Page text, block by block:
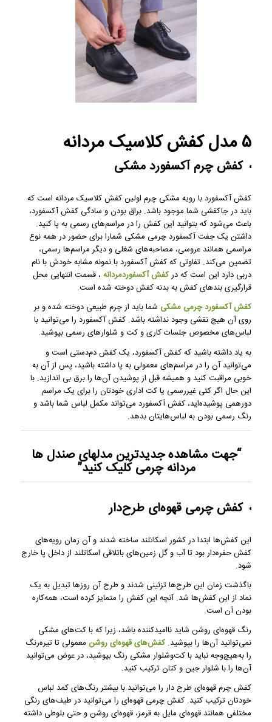
۵ مدل کفش کلاسیک مردانه
کفش چرم آکسفورد مشکی
کفش آکسفورد با رویه مشکی چرم اولین کفش کلاسیک مردانه است که
باید در جاکفشی شما موجود باشد. براق بودن و سادگی کفش آکسفورد،
باعث می‌شود که بتوانید این کفش را در مراسم‌های رسمی به پا کنید.
داشتن یک جفت آکسفورد چرمی مشکی شمارا برای حضور در همه نوع
مراسمی همانند عروسی، مصاحبه‌های شغلی و دیگر مراسم‌ها رسمی،
تضمین می‌کند. تفاوتی که کفش آکسفورد با نمونه مشابه خودش با نام
دربی دارد این است که درکفش آکسفوردمردانه، قسمت انتهایی محل
قرارگیری بندهای کفش به بدنه کفش دوخته شده است.
کفش آکسفورد چرمی مشکی شما باید از چرم طبیعی دوخته شده و بر
روی آن هیچ نقشی وجود نداشته باشد. کفش آکسفورد را می‌توانید با
لباس‌های مخصوص جلسات کاری و کت‌ و شلوارهای رسمی بپوشید.
به یاد داشته باشید که کفش آکسفورد، یک کفش دم‌دستی است و
می‌توانید آن را در مراسم‌های معمولی به پا داشته باشید، پس از آن به
خوبی مراقبت کنید و همیشه قبل از پوشیدن آن‌ها را برق بی اندازید. با
این حال اگر کتی غیررسمی یا کت اداری خودتان را برای یک مراسم
دورهمی‌ پوشیده‌اید، کفش آکسفورد می‌تواند مکمل لباس شما باشد و
رنگ رسمی بودن به لباس‌هایتان بدهد.
“جهت مشاهدهجدیدترین مدلهای صندل ها
مردانه چرمیکلیک کنید”
کفش چرمی قهوه‌ای طرح‌دار
این کفش‌ها ابتدا در کشور اسکاتلند ساخته شدند و آن زمان رویه‌های
کفش حفره‌دار بود تا آب و گل زمین‌های باتلاقی اسکاتلند از داخل پا خارج
شود.
باگذشت زمان این طرح‌ها تزئینی شدند و طرح آن روزها تبدیل به یک
نماد از این کفش‌ها شد. آنچه این کفش را متمایز کرده است، همه‌کاره
بودن آن است.
رنگ قهوه‌ای روشن شاید ناامیدکننده باشد، زیرا که با کت‌های مشکی
نمی‌توانید آن‌ها را بپوشید.کفش‌های قهوه‌ای روشنمعمولی تا تیره‌رنگ
را به‌هیچ‌وجه نباید با کت‌وشلوار مشکی رنگ بپوشید، در عوض می‌توانید
آن‌ها را با شلوار جین و کتان ترکیب کنید.
کفش چرم قهوه‌ای طرح دار را می‌توانید با بیشتر رنگ‌های کمد لباس
خودتان ترکیب کنید. کفش چرمی قهوه‌ای را می‌توانید در طیف‌های رنگی
مختلفی همانند قهوه‌ای مایل به قرمز، قهوه‌ای روشن و حتی بلوطی داشته